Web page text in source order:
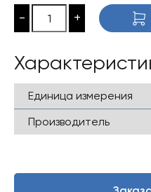
3
225 ₴.
2
- +
Единица измерения
Производитель